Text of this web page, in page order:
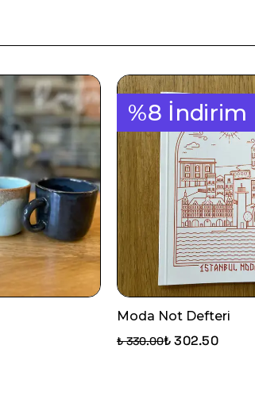
%8 İndirim
Moda Not Defteri
₺ 330.00₺ 302.50